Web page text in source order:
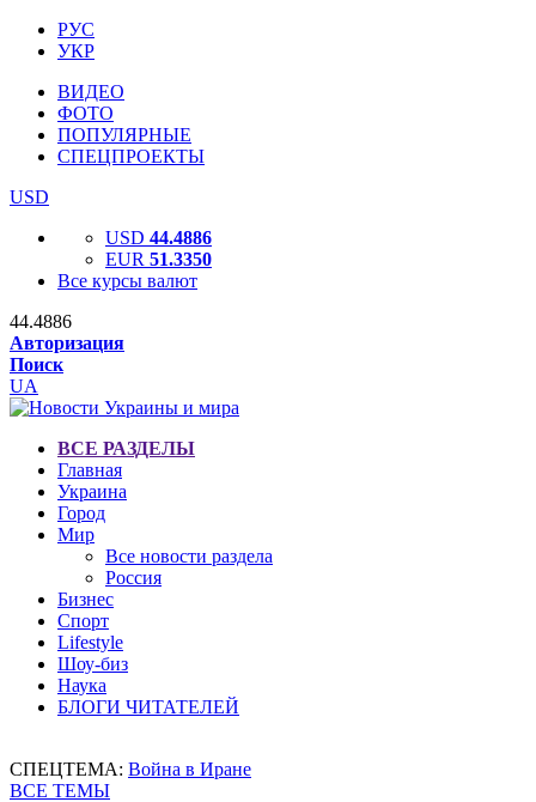
РУС
УКР
ВИДЕО
ФОТО
ПОПУЛЯРНЫЕ
СПЕЦПРОЕКТЫ
USD
USD 44.4886
EUR 51.3350
Все курсы валют
44.4886
Авторизация
Поиск
UA
ВСЕ РАЗДЕЛЫ
Главная
Украина
Город
Мир
Все новости раздела
Россия
Бизнес
Спорт
Lifestyle
Шоу-биз
Наука
БЛОГИ ЧИТАТЕЛЕЙ
СПЕЦТЕМА: Война в Иране
ВСЕ ТЕМЫ